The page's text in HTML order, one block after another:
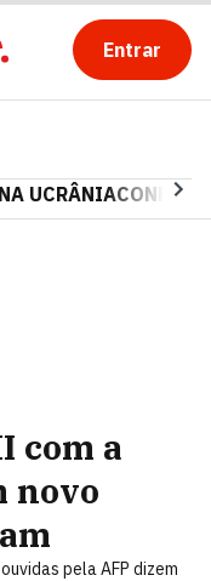
Entrar
UCRÂNIA
com a
novo
pela AFP dizem